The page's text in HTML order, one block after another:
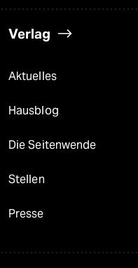
Verlag
Aktuelles
Hausblog
Die Seitenwende
Stellen
Presse